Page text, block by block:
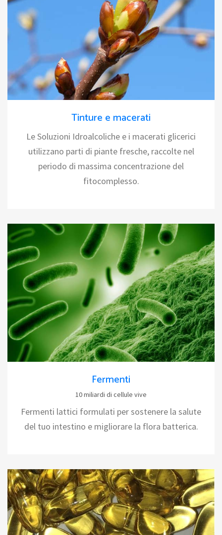
Tinture e macerati
Le Soluzioni Idroalcoliche e i macerati glicerici
utilizzano parti di piante fresche, raccolte nel
periodo di massima concentrazione del
fitocomplesso.
Fermenti
10 miliardi di cellule vive
Fermenti lattici formulati per sostenere la salute
del tuo intestino e migliorare la flora batterica.